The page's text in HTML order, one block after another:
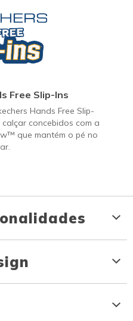
Free Slip-Ins
Hands Free Slip-
concebidos com a
que mantém o pé no